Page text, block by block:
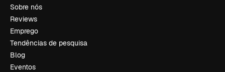
Sobre nós
Reviews
Emprego
Tendências de pesquisa
Blog
Eventos